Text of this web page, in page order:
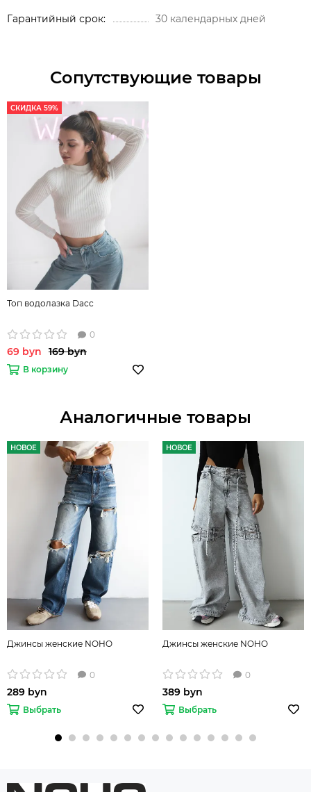
Гарантийный срок 30 календарных дней
Сопутствующие товары
СКИДКА 59%
Топ водолазка Dacc
0
69 byn 169 byn
В корзину
Аналогичные товары
НОВОЕ
Джинсы женские NOHO
0
289 byn
Выбрать
НОВОЕ
Джинсы женские NOHO
0
389 byn
Выбрать